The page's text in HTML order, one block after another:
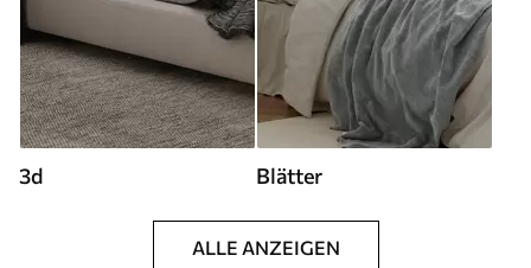
3d Blätter
ALLE ANZEIGEN